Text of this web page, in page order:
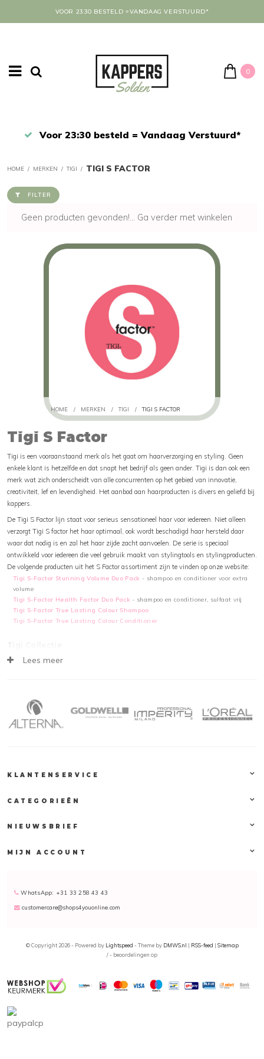
VOOR 23:30 BESTELD =VANDAAG VERSTUURD*
0
Afrekenen in een veilige omgeving
HOME / MERKEN / TIGI / TIGI S FACTOR
FILTER
Geen producten gevonden!... Ga verder met winkelen
HOME / MERKEN / TIGI / TIGI S FACTOR
Tigi S Factor
Tigi is een vooraanstaand merk als het gaat om haarverzorging en styling. Geen
enkele klant is hetzelfde en dat snapt het bedrijf als geen ander. Tigi is dan ook een
merk wat zich onderscheidt van alle concurrenten op het gebied van innovatie,
creativiteit, lef en levendigheid. Het aanbod aan haarproducten is divers en geliefd bij
kappers.
De Tigi S Factor lijn staat voor serieus sensationeel haar voor iedereen. Niet alleen
verzorgt Tigi S factor het haar optimaal, ook wordt beschadigd haar hersteld daar
waar dat nodig is en zal het haar zijde zacht aanvoelen. De serie is speciaal
ontwikkeld voor iedereen die veel gebruik maakt van stylingtools en stylingproducten.
De volgende producten uit het S Factor assortiment zijn te vinden op onze website:
Tigi S-Factor Stunning Volume Duo Pack - shampoo en conditioner voor extra
volume
Tigi S-Factor Health Factor Duo Pack - shampoo en conditioner, sulfaat vrij
Tigi S-Factor True Lasting Colour Shampoo
Tigi S-Factor True Lasting Colour Conditioner
Tigi Collectie
De geheleTigicollectie, waaronder Tigi S Factor, is te vinden op kapperssolden.be.
Klantendienst
weg naar een tevreden klant. Voor vragen over producten of leveringen, contacteer
viacustomercare@shops4youonline.com
Lees meer
KLANTENSERVICE
CATEGORIEËN
NIEUWSBRIEF
MIJN ACCOUNT
WhatsApp: +31 33 258 43 43
customercare@shops4youonline.com
© Copyright 2026 - Powered by Lightspeed - Theme by DMWS.nl | RSS-feed | Sitemap
/- beoordelingen op